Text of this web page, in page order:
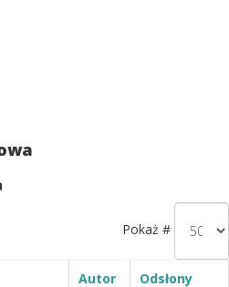
Pokaż #
Autor Odsłony